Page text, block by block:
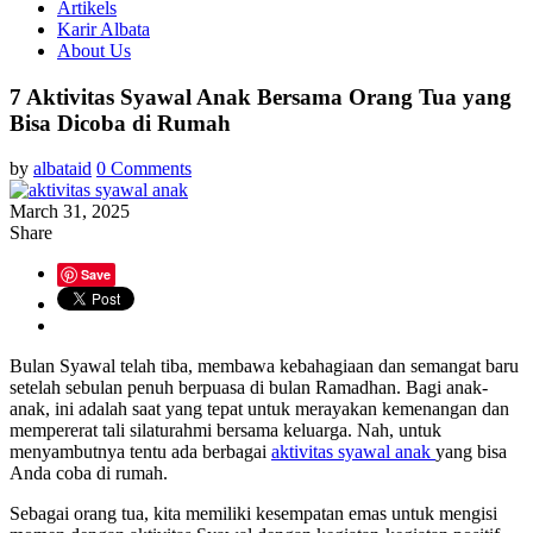
Artikels
Karir Albata
About Us
7 Aktivitas Syawal Anak Bersama Orang Tua yang
Bisa Dicoba di Rumah
by albataid 0 Comments
March 31, 2025
Share
Save
Bulan Syawal telah tiba, membawa kebahagiaan dan semangat baru
setelah sebulan penuh berpuasa di bulan Ramadhan. Bagi anak-
anak, ini adalah saat yang tepat untuk merayakan kemenangan dan
mempererat tali silaturahmi bersama keluarga. Nah, untuk
menyambutnya tentu ada berbagai aktivitas syawal anak yang bisa
Anda coba di rumah.
Sebagai orang tua, kita memiliki kesempatan emas untuk mengisi